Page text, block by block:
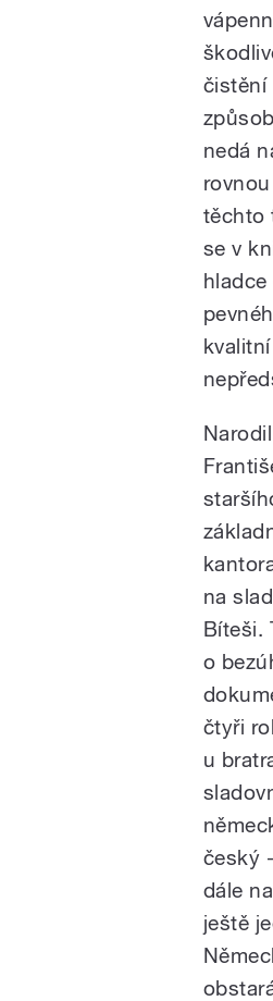
čistění
nedá
těchto
se v
na
Bíteši.
o
čtyři
u
český
dále
ještě